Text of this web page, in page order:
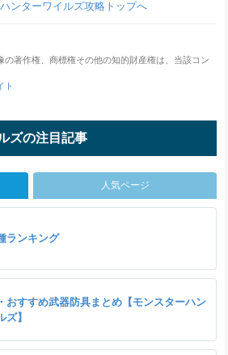
ンターワイルズ攻略トップへ
著作権、商標権その他の知的財産権は、当該コン
ト
ズの注目記事
人気ページ
ランキング
おすすめ武器防具まとめ【モンスターハン
ズ】